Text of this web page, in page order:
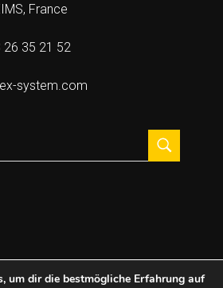
France
26 35 21 52
system.com
um dir die bestmögliche Erfahrung auf